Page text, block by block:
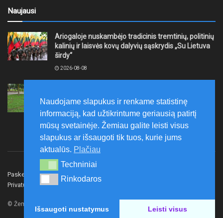
Naujausi
Ariogaloje nuskambėjo tradicinis tremtinių, politinių
kalinių ir laisvės kovų dalyvių sąskrydis „Su Lietuva
širdy“
2026-08-08
laikytis Kelių eismo taisyklių, tausoti aplinką
2026-08-08
Paskelbk naujieną Rašyti redakcijai
Privatumo politika
© Žemaitijos gidas.
Naudojame slapukus ir renkame statistinę
informaciją, kad užtikrintume geriausią patirtį
mūsų svetainėje. Žemiau galite leisti visus
slapukus ar išsaugoti tik tuos, kurie jums
aktualūs. Plačiau
Techniniai
Techniniai
Rinkodaros
Rinkodaros
Išsaugoti nustatymus Leisti visus